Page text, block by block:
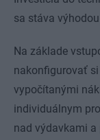
sa stáva
Na základe
nakonfigurovať
vypočítanými
individuálnym
nad výdavkami